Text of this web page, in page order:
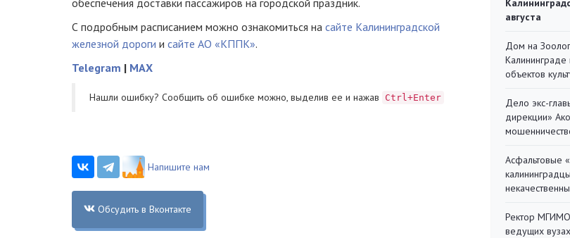
С подробным расписанием можно ознакомиться на сайте Калининградской
железной дороги и сайте АО «КППК».
Telegram | MAX
Нашли ошибку? Cообщить об ошибке можно, выделив ее и нажав Ctrl+Enter
Напишите нам
Обсудить в Вконтакте
августа
Дом на
Калининграде
объектов
Дело экс-
дирекции»
Асфальтовые
Ректор
ведущих